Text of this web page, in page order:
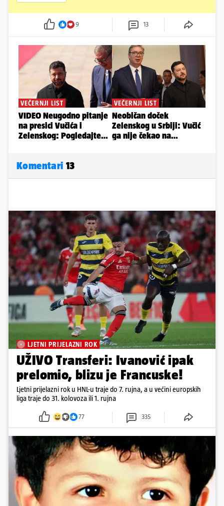
9 13
Komentari 13
LJETNI PRIJELAZNI ROK
UŽIVO Transferi: Ivanović ipak
prelomio, blizu je Francuske!
Ljetni prijelazni rok u HNL-u traje do 7. rujna, a u većini europskih
liga traje do 31. kolovoza ili 1. rujna
77 335